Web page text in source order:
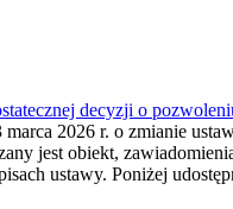
decyzji o
2026 r. o zmianie
jest obiekt,
ustawy. Poniżej